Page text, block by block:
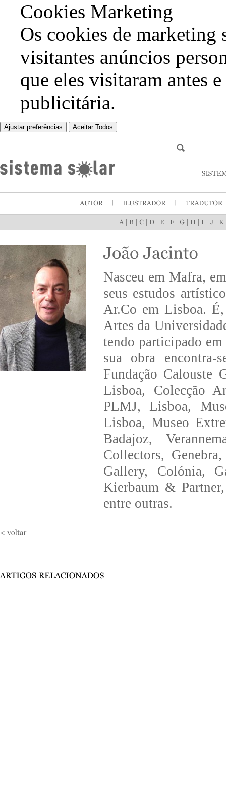
Cookies Marketing
Os cookies de marketing
visitantes anúncios
que eles visitaram antes
publicitária.
Ajustar preferências Aceitar Todos
Nasceu em Mafra,
seus estudos
Ar.Co em Lisboa.
Artes da
tendo participado
sua obra encontra-
Fundação Calouste
Lisboa, Colecção
PLMJ, Lisboa,
Lisboa, Museo
Badajoz,
Collectors,
Gallery, Colónia,
Kierbaum &
entre outras.